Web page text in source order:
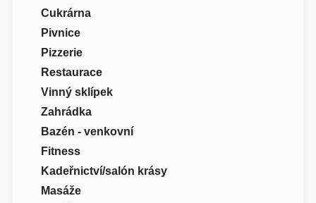
Cukrárna
Pivnice
Pizzerie
Restaurace
Vinný sklípek
Zahrádka
Bazén - venkovní
Fitness
Kadeřnictví/salón krásy
Masáže